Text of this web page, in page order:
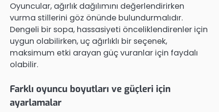
Oyuncular, ağırlık dağılımını değerlendirirken
vurma stillerini göz önünde bulundurmalıdır.
Dengeli bir sopa, hassasiyeti önceliklendirenler için
uygun olabilirken, uç ağırlıklı bir seçenek,
maksimum etki arayan güç vuranlar için faydalı
olabilir.
Farklı oyuncu boyutları ve güçleri için
ayarlamalar